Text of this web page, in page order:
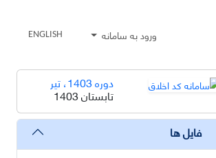
ورود به سامانه ENGLISH
دوره 1403، تیر
تابستان 1403
فایل ها